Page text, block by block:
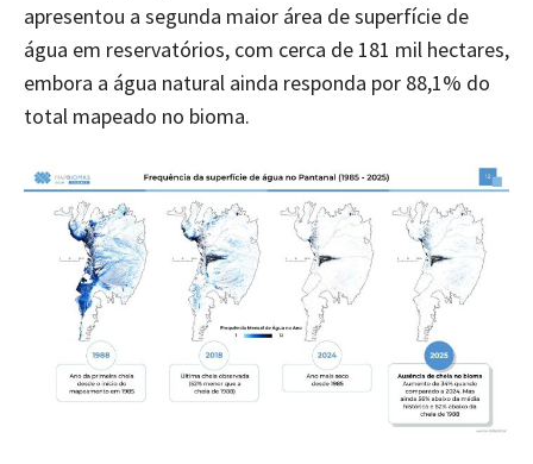
apresentou a segunda maior área de superfície de
água em reservatórios, com cerca de 181 mil hectares,
embora a água natural ainda responda por 88,1% do
total mapeado no bioma.